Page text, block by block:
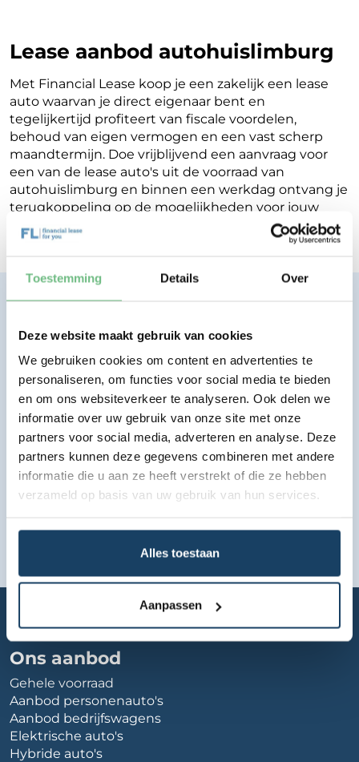
Toestemming Details Over
Deze website maakt gebruik van cookies
We gebruiken cookies om content en advertenties te
personaliseren, om functies voor social media te bieden
en om ons websiteverkeer te analyseren. Ook delen we
informatie over uw gebruik van onze site met onze
partners voor social media, adverteren en analyse. Deze
partners kunnen deze gegevens combineren met andere
informatie die u aan ze heeft verstrekt of die ze hebben
verzameld op basis van uw gebruik van hun services.
Alles toestaan
Aanpassen
Lease aanbod autohuislimburg
Met Financial Lease koop je een zakelijk een lease
auto waarvan je direct eigenaar bent en
tegelijkertijd profiteert van fiscale voordelen,
behoud van eigen vermogen en een vast scherp
maandtermijn. Doe vrijblijvend een aanvraag voor
een van de lease auto's uit de voorraad van
autohuislimburg en binnen een werkdag ontvang je
terugkoppeling op de mogelijkheden voor jouw
Financial Lease.
Eenvoudig, transparant, vertrouwd.
Bekijk lease aanbod
autohuislimburg
Ons aanbod
Gehele voorraad
Aanbod personenauto's
Aanbod bedrijfswagens
Elektrische auto's
Hybride auto's